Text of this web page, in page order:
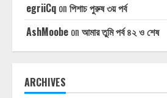
egriiCq on পিশাচ পুরুষ ৩য় পর্ব
AshMoobe on আমার তুমি পর্ব ৪২ ও শেষ
ARCHIVES